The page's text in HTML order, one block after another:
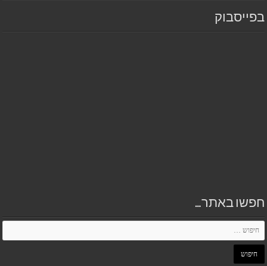
בפייסבוק
חפשו באתר…